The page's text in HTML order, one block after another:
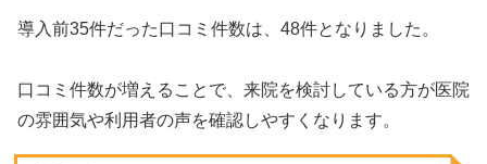
導入前35件だった口コミ件数は、48件となりました。
口コミ件数が増えることで、来院を検討している方が医院
の雰囲気や利用者の声を確認しやすくなります。